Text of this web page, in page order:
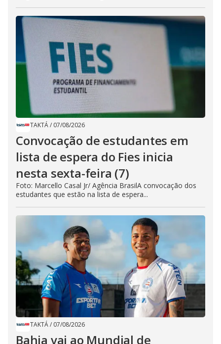
TAKTÁ/ 07/08/2026
Convocação de estudantes em
lista de espera do Fies inicia
nesta sexta-feira (7)
Foto: Marcello Casal Jr/ Agência BrasilA convocação dos
estudantes que estão na lista de espera...
TAKTÁ/ 07/08/2026
Bahia vai ao Mundial de